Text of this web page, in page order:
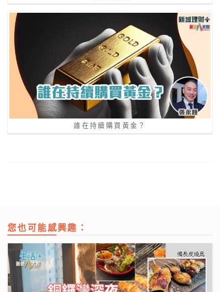
誰在持續購買黃金？
您也可能感興趣：